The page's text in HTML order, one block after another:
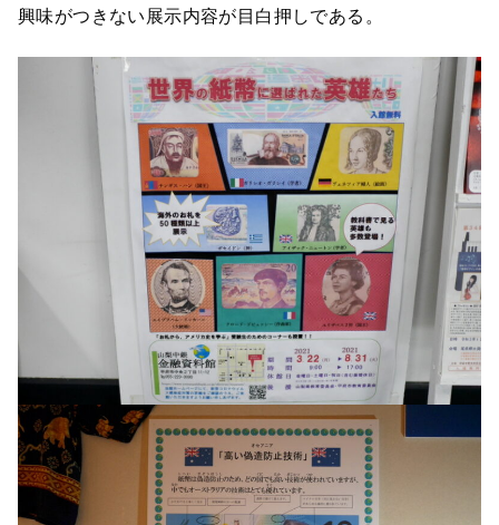
興味がつきない展示内容が目白押しである。